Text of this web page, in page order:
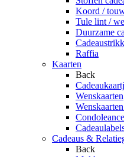
Koord /
Tule lint /
Duurzame
Raffia
Kaarten
Back
Wenskaarten
Condoleance
Cadeaus &
Back